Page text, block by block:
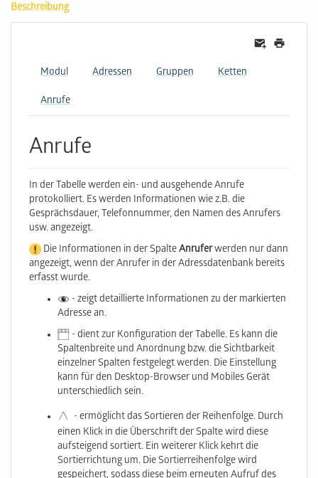
Beschreibung
Modul Adressen Gruppen Ketten
Anrufe
Anrufe
In der Tabelle werden ein- und ausgehende Anrufe
protokolliert. Es werden Informationen wie z.B. die
Gesprächsdauer, Telefonnummer, den Namen des Anrufers
usw. angezeigt.
Die Informationen in der SpalteAnruferwerden nur dann
angezeigt, wenn der Anrufer in der Adressdatenbank bereits
erfasst wurde.
- zeigt detaillierte Informationen zu der markierten
Adresse an.
- dient zur Konfiguration der Tabelle. Es kann die
Spaltenbreite und Anordnung bzw. die Sichtbarkeit
einzelner Spalten festgelegt werden. Die Einstellung
kann für den Desktop-Browser und Mobiles Gerät
unterschiedlich sein.
- ermöglicht das Sortieren der Reihenfolge. Durch
einen Klick in die Überschrift der Spalte wird diese
aufsteigend sortiert. Ein weiterer Klick kehrt die
Sortierrichtung um. Die Sortierreihenfolge wird
gespeichert, sodass diese beim erneuten Aufruf des